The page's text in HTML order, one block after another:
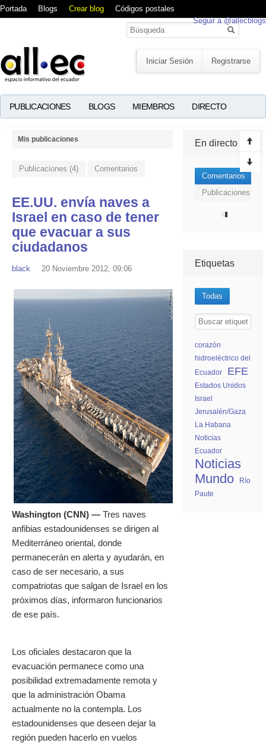
Portada Blogs Crear blog
Códigos postales
Seguir a @allecblogs
Iniciar Sesión Registrarse
PUBLICACIONES BLOGS MIEMBROS DIRECTO
Mis publicaciones
Publicaciones (4) Comentarios
EE.UU. envía naves a
Israel en caso de tener
que evacuar a sus
ciudadanos
black 20 Noviembre 2012, 09:06
Washington (CNN) — Tres naves
anfibias estadounidenses se dirigen al
Mediterráneo oriental, donde
permanecerán en alerta y ayudarán, en
caso de ser necesario, a sus
compatriotas que salgan de Israel en los
próximos días, informaron funcionarios
de ese país.
Los oficiales destacaron que la
evacuación permanece como una
posibilidad extremadamente remota y
que la administración Obama
actualmente no la contempla. Los
estadounidenses que deseen dejar la
región pueden hacerlo en vuelos
En directo
Comentarios
Publicaciones
Etiquetas
Todas
corazón
hidroeléctrico del
Ecuador
EFE
Estados Unidos
Israel
Jerusalén/Gaza
La Habana
Noticias
Ecuador
Noticias
Mundo
Río
Paute